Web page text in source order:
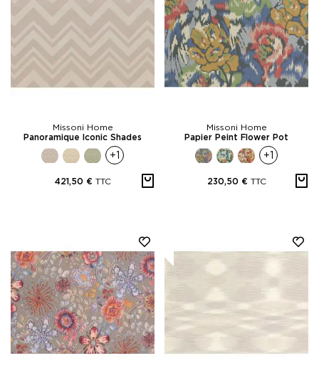
Missoni Home
Panoramique Iconic Shades
+1
421,50 € TTC
Missoni Home
Papier Peint Flower Pot
+1
230,50 € TTC